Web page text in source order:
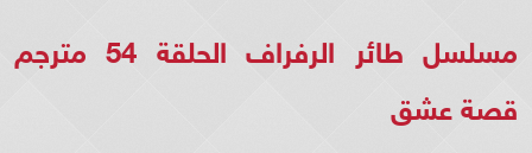
مسلسل طائر الرفراف الحلقة 54 مترجم
قصة عشق